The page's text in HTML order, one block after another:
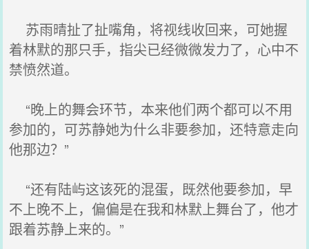
苏雨晴扯了扯嘴角，将视线收回来，可她握
着林默的那只手，指尖已经微微发力了，心中不
禁愤然道。
“晚上的舞会环节，本来他们两个都可以不用
参加的，可苏静她为什么非要参加，还特意走向
他那边？”
“还有陆屿这该死的混蛋，既然他要参加，早
不上晚不上，偏偏是在我和林默上舞台了，他才
跟着苏静上来的。”